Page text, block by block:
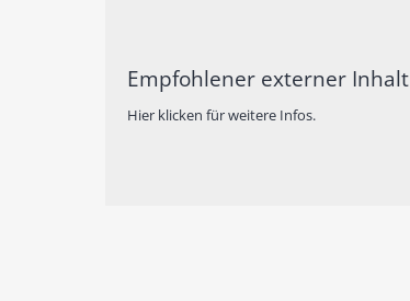
Empfohlener externer Inhalt
Hier klicken für weitere Infos.